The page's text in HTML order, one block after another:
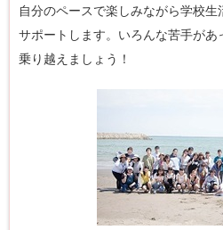
自分のペースで楽しみながら学校
サポートします。いろんな苦手があ
乗り越えましょう！